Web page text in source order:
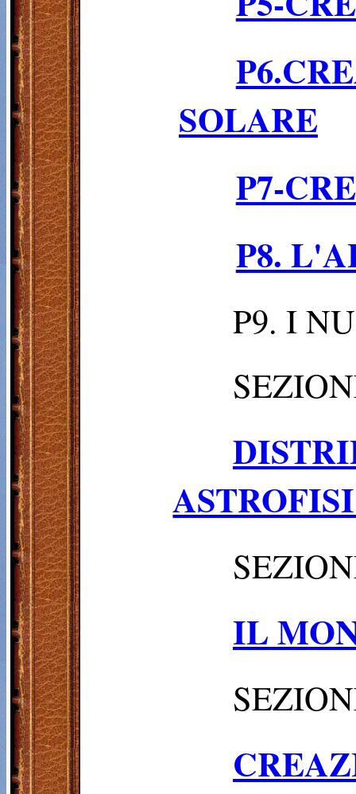
SOLARE
P7-
P8.
P9. I
IL